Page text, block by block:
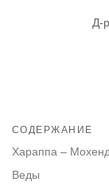
Д-
СОДЕРЖАНИЕ
Хараппа –
Веды